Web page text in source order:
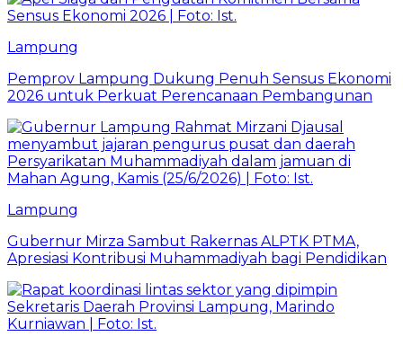
Lampung
Pemprov Lampung Dukung Penuh Sensus Ekonomi
2026 untuk Perkuat Perencanaan Pembangunan
Lampung
Gubernur Mirza Sambut Rakernas ALPTK PTMA,
Apresiasi Kontribusi Muhammadiyah bagi Pendidikan